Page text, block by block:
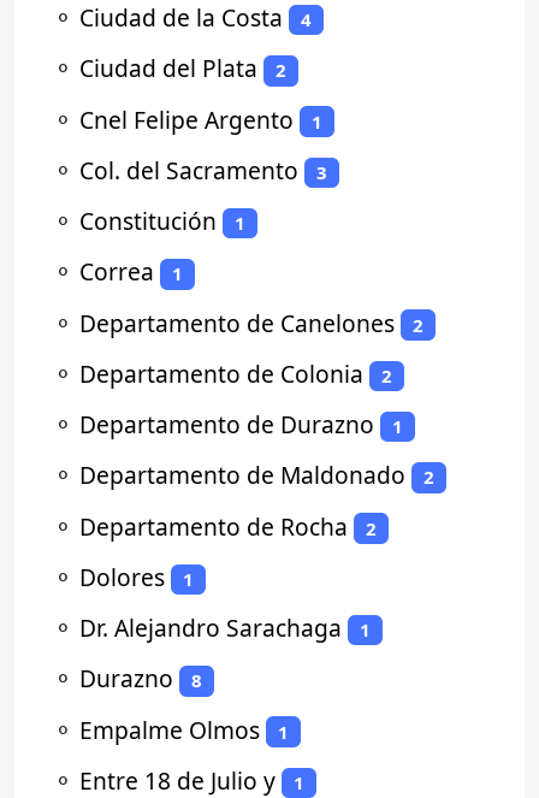
⚬ Ciudad de la Costa 4
⚬ Ciudad del Plata 2
⚬ Cnel Felipe Argento 1
⚬ Col. del Sacramento 3
⚬ Constitución 1
⚬ Correa 1
⚬ Departamento de Canelones 2
⚬ Departamento de Colonia 2
⚬ Departamento de Durazno 1
⚬ Departamento de Maldonado 2
⚬ Departamento de Rocha 2
⚬ Dolores 1
⚬ Dr. Alejandro Sarachaga 1
⚬ Durazno 8
⚬ Empalme Olmos 1
⚬ Entre 18 de Julio y 1